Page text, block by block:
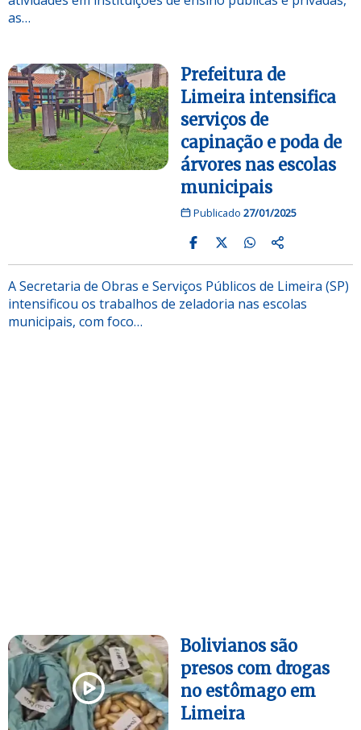
as…
Prefeitura de
Limeira intensifica
serviços de
capinação e poda de
árvores nas escolas
municipais
Publicado 27/01/2025
A Secretaria de Obras e Serviços Públicos de Limeira (SP)
intensificou os trabalhos de zeladoria nas escolas
municipais, com foco…
Bolivianos são
presos com drogas
no estômago em
Limeira